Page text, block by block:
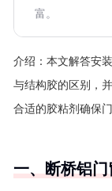
富。
介绍： 本文解答安
与结构胶的区别，
合适的胶粘剂确保
一、断桥铝